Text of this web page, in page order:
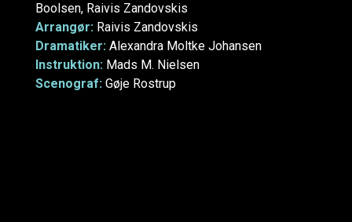
Boolsen, Raivis Zandovskis
Arrangør: Raivis Zandovskis
Dramatiker: Alexandra Moltke Johansen
Instruktion: Mads M. Nielsen
Scenograf: Gøje Rostrup